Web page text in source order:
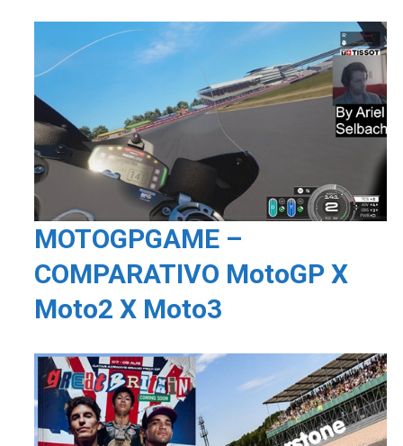
MOTOGPGAME –
COMPARATIVO MotoGP X
Moto2 X Moto3